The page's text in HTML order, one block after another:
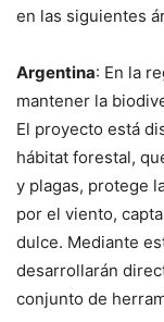
en las siguientes
Argentina: En la
mantener la
El proyecto está
hábitat forestal,
y plagas, protege
por el viento,
dulce. Mediante
desarrollarán
conjunto de